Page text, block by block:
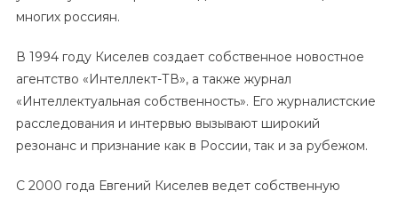
многих россиян.
В 1994 году Киселев создает собственное новостное
агентство «Интеллект-ТВ», а также журнал
«Интеллектуальная собственность». Его журналистские
расследования и интервью вызывают широкий
резонанс и признание как в России, так и за рубежом.
С 2000 года Евгений Киселев ведет собственную